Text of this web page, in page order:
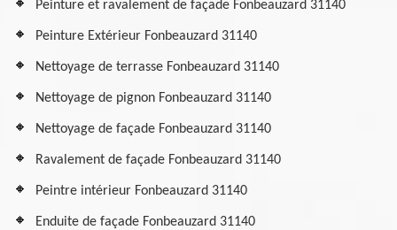
Peinture et ravalement de façade Fonbeauzard 31140
Peinture Extérieur Fonbeauzard 31140
Nettoyage de terrasse Fonbeauzard 31140
Nettoyage de pignon Fonbeauzard 31140
Nettoyage de façade Fonbeauzard 31140
Ravalement de façade Fonbeauzard 31140
Peintre intérieur Fonbeauzard 31140
Enduite de façade Fonbeauzard 31140